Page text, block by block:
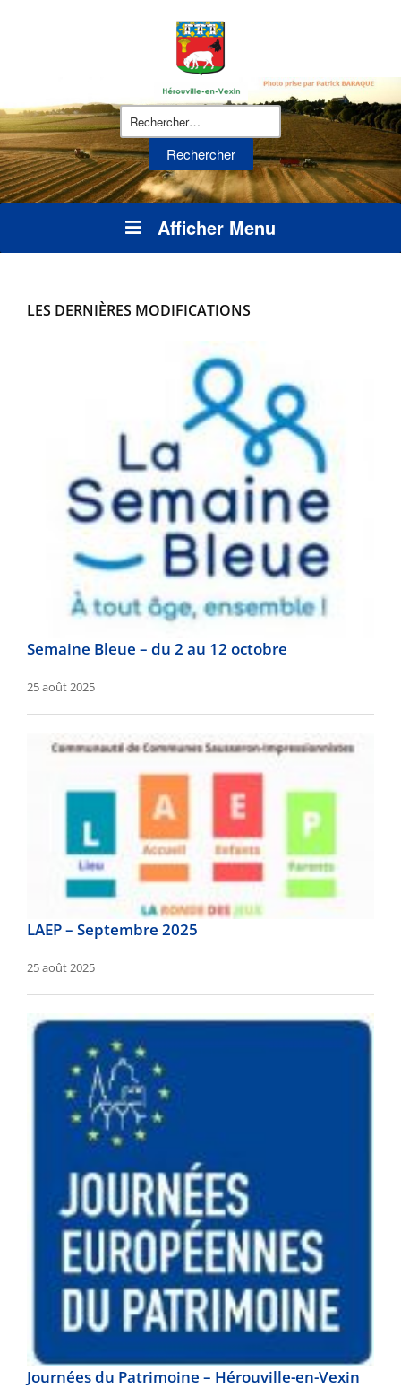
Rechercher :
Afficher Menu
LES DERNIÈRES MODIFICATIONS
Semaine Bleue – du 2 au 12 octobre
25 août 2025
LAEP – Septembre 2025
25 août 2025
Journées du Patrimoine – Hérouville-en-Vexin